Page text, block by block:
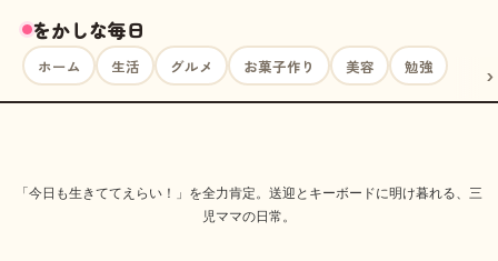
をかしな毎日
ホーム 生活 グルメ お菓子作り 美容 勉強
「今日も生きててえらい！」を全力肯定。送迎とキーボードに明け暮れる、三
児ママの日常。